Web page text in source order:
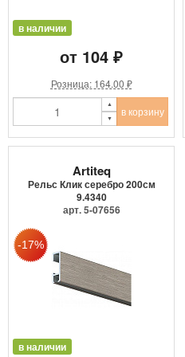
в наличии
от 104 ₽
Розница: 164.00 ₽
в корзину
Artiteq
Рельс Клик серебро 200см
9.4340
арт. 5-07656
в наличии